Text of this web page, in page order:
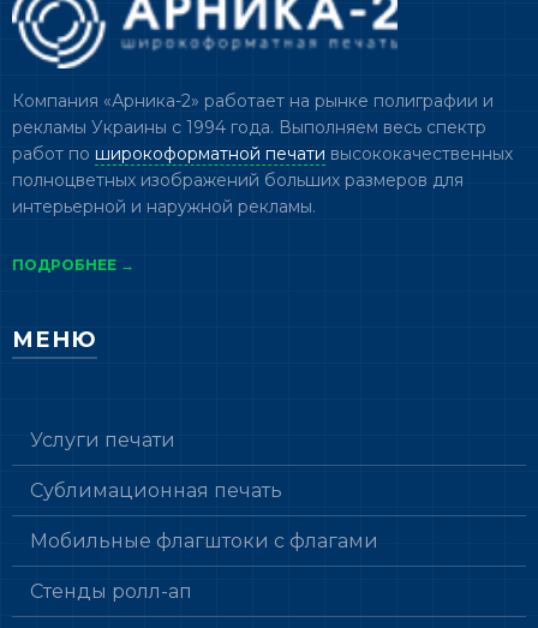
Компания «Арника-2» работает на рынке полиграфии и
рекламы Украины с 1994 года. Выполняем весь спектр
работ по широкоформатной печати высококачественных
полноцветных изображений больших размеров для
интерьерной и наружной рекламы.
ПОДРОБНЕЕ →
МЕНЮ
Услуги печати
Сублимационная печать
Мобильные флагштоки с флагами
Стенды ролл-ап